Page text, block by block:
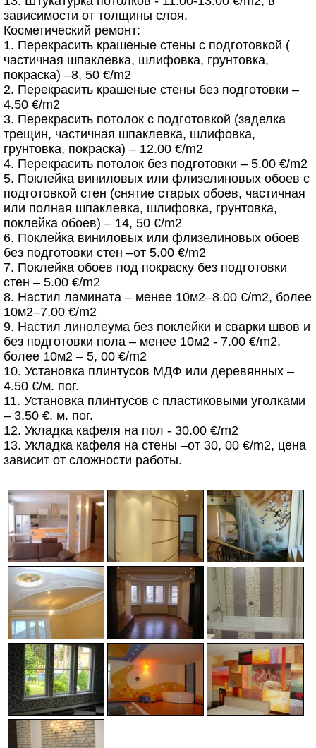
зависимости от толщины слоя.
Косметический ремонт:
1. Перекрасить крашеные стены с подготовкой (
частичная шпаклевка, шлифовка, грунтовка,
покраска) –8, 50 €/m2
2. Перекрасить крашеные стены без подготовки –
4.50 €/m2
3. Перекрасить потолок с подготовкой (заделка
трещин, частичная шпаклевка, шлифовка,
грунтовка, покраска) – 12.00 €/m2
4. Перекрасить потолок без подготовки – 5.00 €/m2
5. Поклейка виниловых или флизелиновых обоев с
подготовкой стен (снятие старых обоев, частичная
или полная шпаклевка, шлифовка, грунтовка,
поклейка обоев) – 14, 50 €/m2
6. Поклейка виниловых или флизелиновых обоев
без подготовки стен –от 5.00 €/m2
7. Поклейка обоев под покраску без подготовки
стен – 5.00 €/m2
8. Настил ламината – менее 10м2–8.00 €/m2, более
10м2–7.00 €/m2
9. Настил линолеума без поклейки и сварки швов и
без подготовки пола – менее 10м2 - 7.00 €/m2,
более 10м2 – 5, 00 €/m2
10. Установка плинтусов МДФ или деревянных –
4.50 €/м. пог.
11. Установка плинтусов с пластиковыми уголками
– 3.50 €. м. пог.
12. Укладка кафеля на пол - 30.00 €/m2
13. Укладка кафеля на стены –от 30, 00 €/m2, цена
зависит от сложности работы.